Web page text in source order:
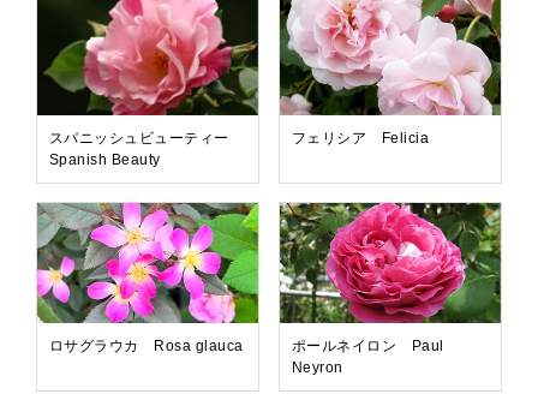
スパニッシュビューティー
Spanish Beauty
フェリシア Felicia
ロサグラウカ Rosa glauca
ポールネイロン Paul
Neyron